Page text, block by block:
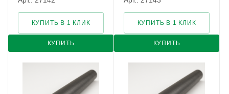
КУПИТЬ
КУПИТЬ В 1 КЛИК
КУПИТЬ
КУПИТЬ В 1 КЛИК